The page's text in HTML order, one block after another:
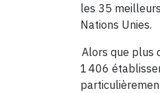
les 35
Nations Unies.
Alors que plus
1 406